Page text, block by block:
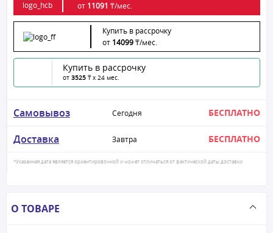
от 11091 ₸/мес.
Купить в рассрочку
от 14099₸/мес.
Купить в рассрочку
от 3525 ₸ x 24 мес.
Самовывоз Сегодня БЕСПЛАТНО
Доставка Завтра БЕСПЛАТНО
*Указанная дата является ориентировочной и может отличаться от фактической даты доставки
О ТОВАРЕ